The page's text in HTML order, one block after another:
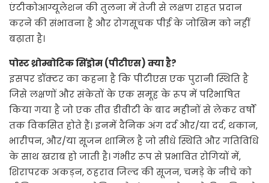
एंटीकोआग्यूलेशन की तुलना में तेजी से लक्षण राहत प्रदान
करने की संभावना है और रोगसूचक पीई के जोखिम को नहीं
बढ़ाता है।
पोस्ट थ्रोम्बोटिक सिंड्रोम (पीटीएस) क्या है?
इसपर डॉक्टर का कहना है कि पीटीएस एक पुरानी स्थिति है
जिसे लक्षणों और संकेतों के एक समूह के रूप में परिभाषित
किया गया है जो एक तीव्र डीवीटी के बाद महीनों से लेकर वर्षों
तक विकसित होते हैं। इनमें दैनिक अंग दर्द और/या दर्द, थकान,
भारीपन, और/या सूजन शामिल है जो सीधे स्थिति और गतिविधि
के साथ खराब हो जाती है। गंभीर रूप से प्रभावित रोगियों में,
शिरापरक अकड़न, ठहराव जिल्द की सूजन, चमड़े के नीचे को